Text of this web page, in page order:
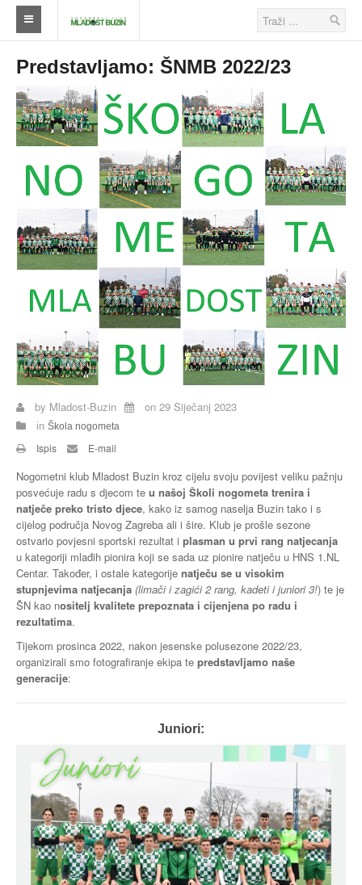
Naslovna
Klub
Škola nogometa
Novosti
Seniori
Škola nogometa
Savezi
Buzin
Predstavljamo: ŠNMB 2022/23
by Mladost-Buzin on 29 Siječanj 2023
in Škola nogometa
Ispis E-mail
Nogometni klub Mladost Buzin kroz cijelu svoju povijest veliku pažnju
posvećuje radu s djecom te u našoj Školi nogometa trenira i
natječe preko tristo djece, kako iz samog naselja Buzin tako i s
cijelog područja Novog Zagreba ali i šire. Klub je prošle sezone
ostvario povjesni sportski rezultat i plasman u prvi rang natjecanja
u kategoriji mlađih pionira koji se sada uz pionire natječu u HNS 1.NL
Centar. Također, i ostale kategorije natječu se u visokim
stupnjevima natjecanja (limači i zagići 2 rang, kadeti i juniori 3!) te je
ŠN kao nositelj kvalitete prepoznata i cijenjena po radu i
rezultatima.
Tijekom prosinca 2022, nakon jesenske polusezone 2022/23,
organizirali smo fotografiranje ekipa te predstavljamo naše
generacije:
Juniori: